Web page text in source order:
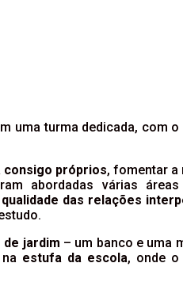
uma turma dedicada, com
consigo próprios, fomentar a
abordadas várias
qualidade das relações
jardim – um banco e uma
estufa da escola, onde o